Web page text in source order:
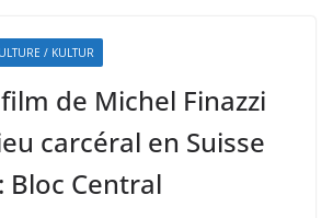
/ KULTUR
de Michel Finazzi
carcéral en Suisse
Bloc Central